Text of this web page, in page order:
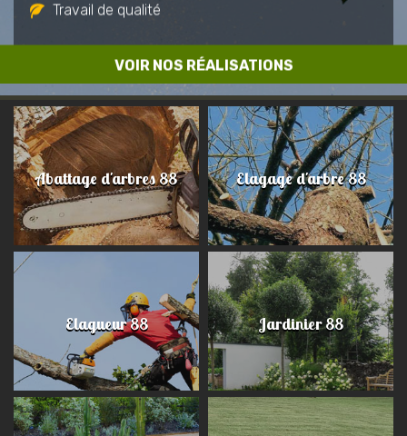
VOIR NOS RÉALISATIONS
Travail de qualité
Abattage d'arbres 88 Elagage d'arbre 88
Elagueur 88 Jardinier 88